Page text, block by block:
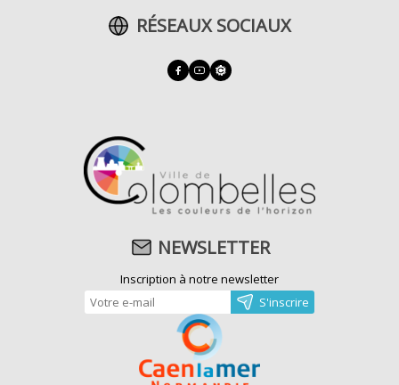
RÉSEAUX SOCIAUX
NEWSLETTER
Inscription à notre newsletter